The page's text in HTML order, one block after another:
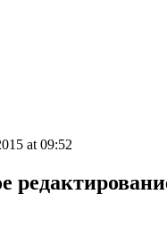
at 09:52